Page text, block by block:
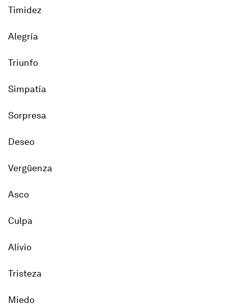
Timidez
Alegría
Triunfo
Simpatía
Sorpresa
Deseo
Vergüenza
Asco
Culpa
Alivio
Tristeza
Miedo